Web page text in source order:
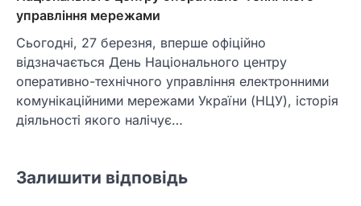
управління мережами
Сьогодні, 27 березня, вперше офіційно
відзначається День Національного центру
оперативно-технічного управління електронними
комунікаційними мережами України (НЦУ), історія
діяльності якого налічує…
Залишити відповідь